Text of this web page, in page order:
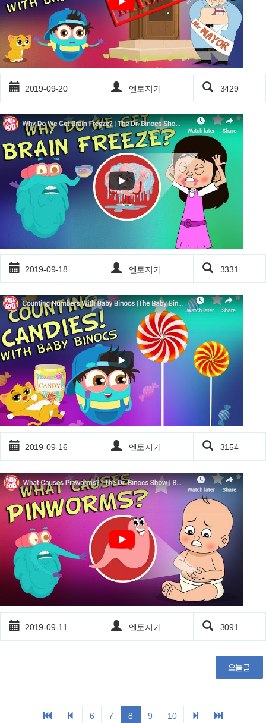
2019-09-20 엔토지기 3429
2019-09-18 엔토지기 3331
2019-09-16 엔토지기 3154
2019-09-11 엔토지기 3091
오늘글
6 7 8 9 10